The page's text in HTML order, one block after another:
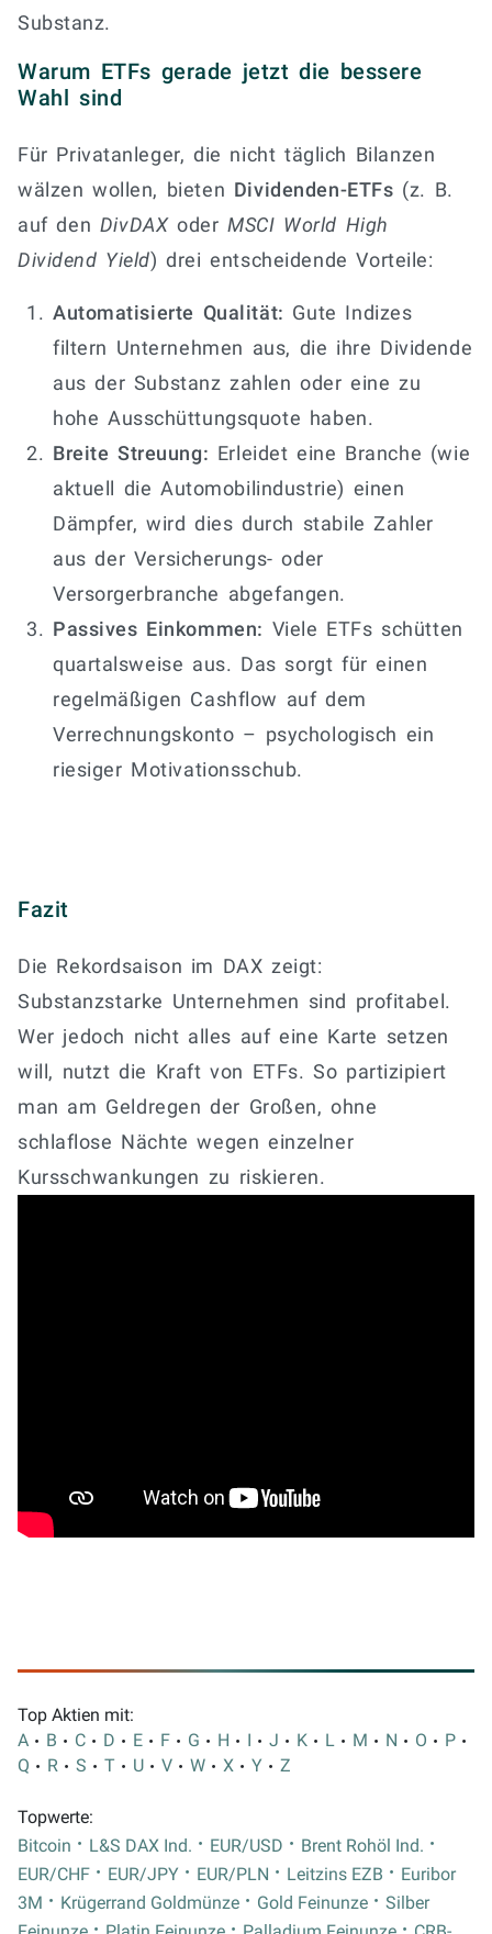
Substanz.
Warum ETFs gerade jetzt die bessere
Wahl sind
Für Privatanleger, die nicht täglich Bilanzen
wälzen wollen, bieten Dividenden-ETFs (z. B.
auf den DivDAXoderMSCI World High
Dividend Yield) drei entscheidende Vorteile:
Automatisierte Qualität: Gute Indizes
filtern Unternehmen aus, die ihre Dividende
aus der Substanz zahlen oder eine zu
hohe Ausschüttungsquote haben.
Breite Streuung: Erleidet eine Branche (wie
aktuell die Automobilindustrie) einen
Dämpfer, wird dies durch stabile Zahler
aus der Versicherungs- oder
Versorgerbranche abgefangen.
Passives Einkommen: Viele ETFs schütten
quartalsweise aus. Das sorgt für einen
regelmäßigen Cashflow auf dem
Verrechnungskonto – psychologisch ein
riesiger Motivationsschub.
Fazit
Die Rekordsaison im DAX zeigt:
Substanzstarke Unternehmen sind profitabel.
Wer jedoch nicht alles auf eine Karte setzen
will, nutzt die Kraft von ETFs. So partizipiert
man am Geldregen der Großen, ohne
schlaflose Nächte wegen einzelner
Kursschwankungen zu riskieren.
Top Aktien mit:
A
B C D E F G H I J K L M N O
P
Q
R S T U V W X Y Z
Topwerte:
Bitcoin
L&S DAX Ind. EUR/USD
Brent Rohöl Ind.
EUR/CHF
EUR/JPY EUR/PLN Leitzins EZB
Euribor
3M
Krügerrand Goldmünze Gold Feinunze
Silber